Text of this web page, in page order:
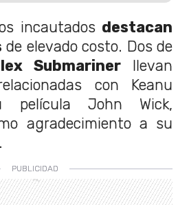
incautados destacan
de elevado costo. Dos de
Submariner llevan
con Keanu
película John Wick,
agradecimiento a su